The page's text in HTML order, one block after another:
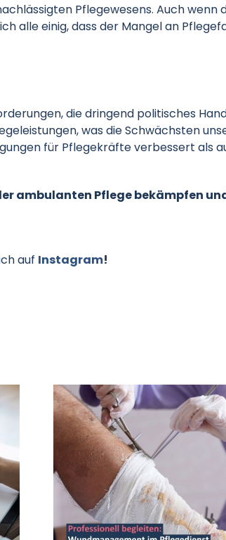
Pflegewesens. Auch wenn
alle einig, dass der Mangel an
die dringend politisches
was die Schwächsten
für Pflegekräfte verbessert als
ambulanten Pflege bekämpfen
auf Instagram!